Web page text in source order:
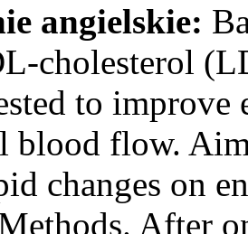
angielskie:
cholesterol
to
blood flow.
changes on
After